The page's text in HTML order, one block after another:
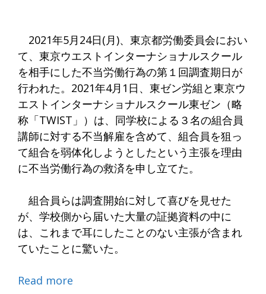
2021年5月24日(月)、東京都労働委員会におい
て、東京ウエストインターナショナルスクール
を相手にした不当労働行為の第１回調査期日が
行われた。2021年4月1日、東ゼン労組と東京ウ
エストインターナショナルスクール東ゼン（略
称「TWIST」）は、同学校による３名の組合員
講師に対する不当解雇を含めて、組合員を狙っ
て組合を弱体化しようとしたという主張を理由
に不当労働行為の救済を申し立てた。
組合員らは調査開始に対して喜びを見せた
が、学校側から届いた大量の証拠資料の中に
は、これまで耳にしたことのない主張が含まれ
ていたことに驚いた。
Read more